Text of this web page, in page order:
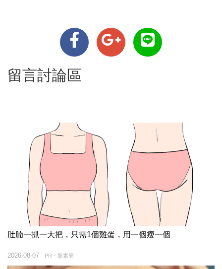
留言討論區
肚腩一抓一大把，只需1個雞蛋，用一個瘦一個
PR・新素簡
2026-08-07